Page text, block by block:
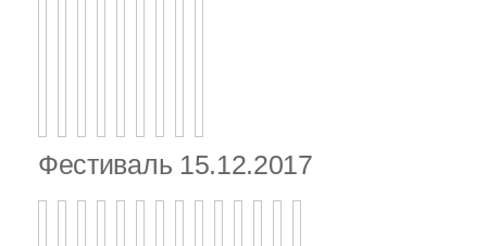
Фестиваль 15.12.2017